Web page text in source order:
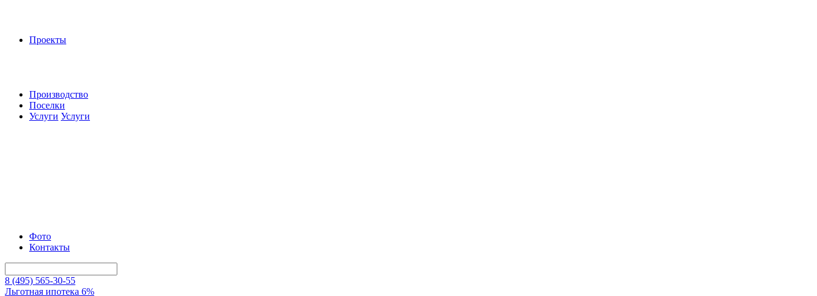
Проекты
Производство
Поселки
Услуги Услуги
Фото
Контакты
8 (495) 565-30-55
Льготная ипотека 6%